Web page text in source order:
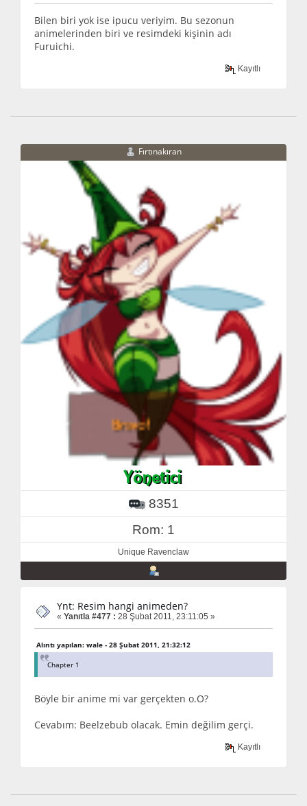
Bilen biri yok ise ipucu veriyim. Bu sezonun
animelerinden biri ve resimdeki kişinin adı
Furuichi.
Kayıtlı
Fırtınakıran
8351
Rom: 1
Unique Ravenclaw
Ynt: Resim hangi animeden?
« Yanıtla #477 : 28 Şubat 2011, 23:11:05 »
Alıntı yapılan: wale - 28 Şubat 2011, 21:32:12
Chapter 1
Böyle bir anime mi var gerçekten o.O?
Cevabım: Beelzebub olacak. Emin değilim gerçi.
Kayıtlı